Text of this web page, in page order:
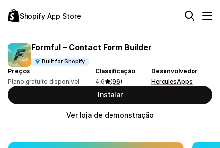
Shopify App Store
Formful – Contact Form Builder
Built for Shopify
Preços
Plano gratuito disponível
Classificação
4,6
(96)
Desenvolvedor
HerculesApps
Instalar
Ver loja de demonstração